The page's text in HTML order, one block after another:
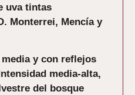
uva tintas
Monterrei, Mencía y
media y con reflejos
media-alta,
del bosque